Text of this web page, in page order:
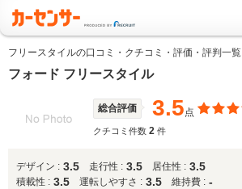
フリースタイルの口コミ・クチコミ・評価・評判一覧
フォード フリースタイル
総合評価 3.5点
クチコミ件数 2 件
デザイン : 3.5 走行性 : 3.5 居住性 : 3.5
積載性 : 3.5 運転しやすさ : 3.5 維持費 : -